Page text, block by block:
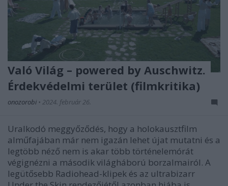
Való Világ – powered by Auschwitz.
Érdekvédelmi terület (filmkritika)
onozorobi • 2024. február 26.
Uralkodó meggyőződés, hogy a holokausztfilm
alműfajában már nem igazán lehet újat mutatni és a
legtöbb néző nem is akar több történelemórát
végignézni a második világháború borzalmairól. A
legütősebb Radiohead-klipek és az ultrabizarr